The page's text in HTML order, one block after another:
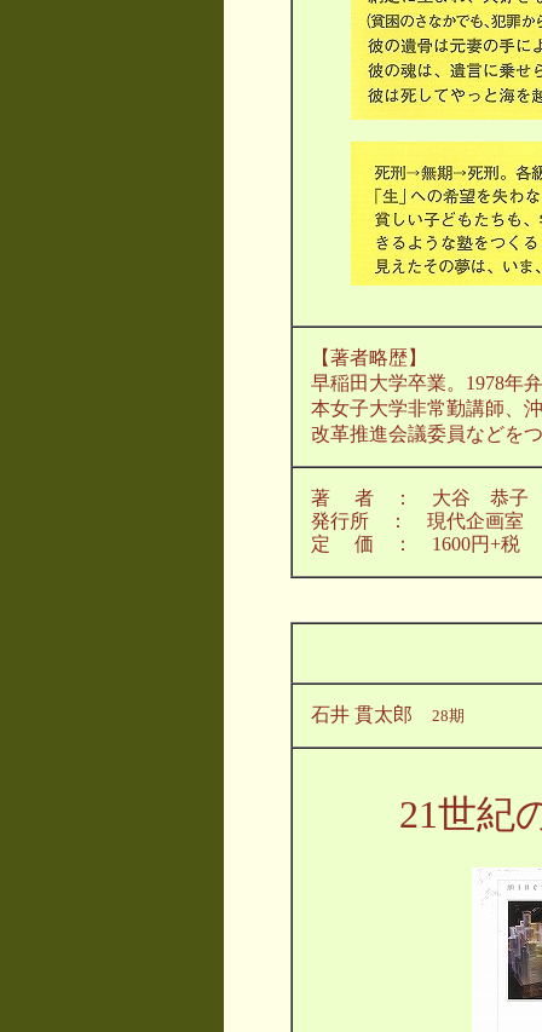
【著者略歴】
早稲田大学卒業。1978年
本女子大学非常勤講師、
改革推進会議委員などを
著 者 ： 大谷 恭子
発行所 ： 現代企画室
定 価 ： 1600円+税
石井 貫太郎 28期
21世紀